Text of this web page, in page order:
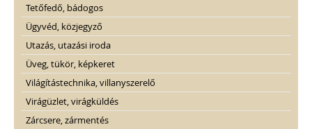
Tetőfedő, bádogos
Ügyvéd, közjegyző
Utazás, utazási iroda
Üveg, tükör, képkeret
Világítástechnika, villanyszerelő
Virágüzlet, virágküldés
Zárcsere, zármentés